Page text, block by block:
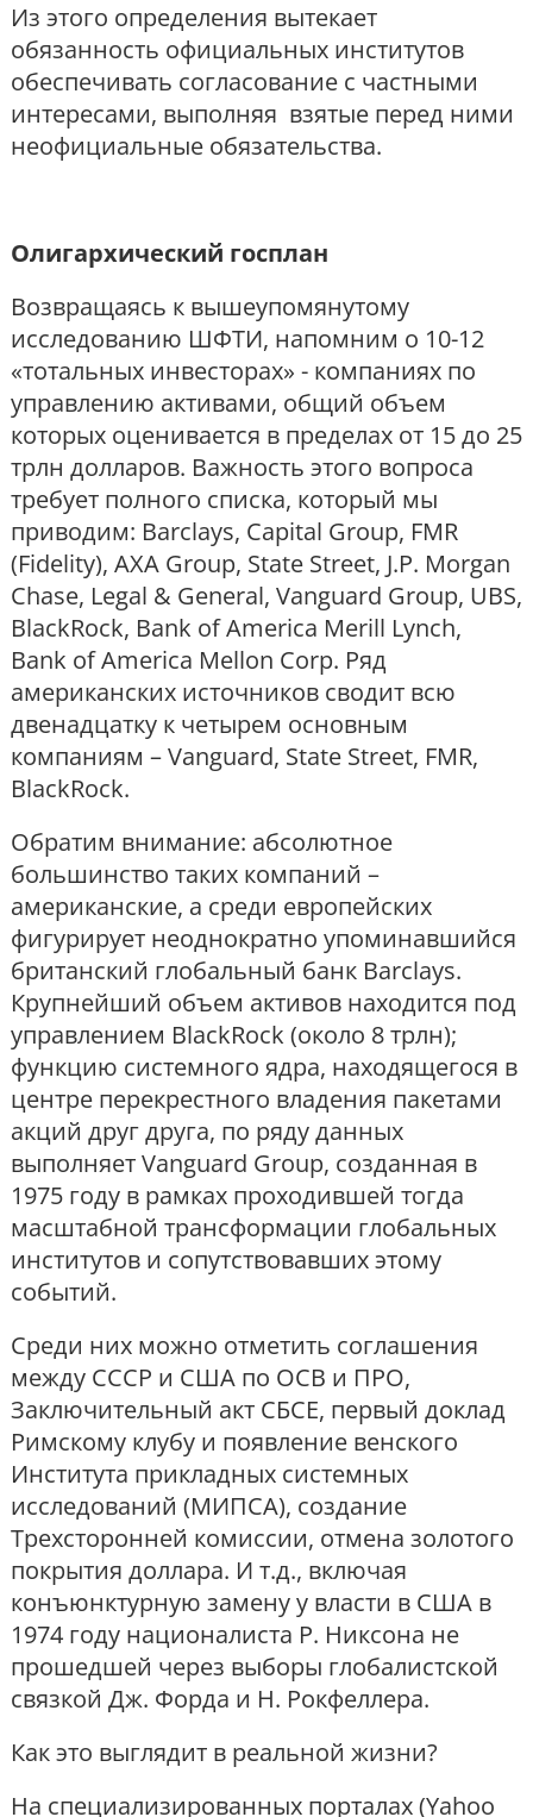
Из этого определения вытекает
обязанность официальных институтов
обеспечивать согласование с частными
интересами, выполняя взятые перед ними
неофициальные обязательства.
Олигархический госплан
Возвращаясь к вышеупомянутому
исследованию ШФТИ, напомним о 10-12
«тотальных инвесторах» - компаниях по
управлению активами, общий объем
которых оценивается в пределах от 15 до 25
трлн долларов. Важность этого вопроса
требует полного списка, который мы
приводим: Barclays, Capital Group, FMR
(Fidelity), AXA Group, State Street, J.P. Morgan
Chase, Legal & General, Vanguard Group, UBS,
BlackRock, Bank of America Merill Lynch,
Bank of America Mellon Corp. Ряд
американских источников сводит всю
двенадцатку к четырем основным
компаниям – Vanguard, State Street, FMR,
BlackRock.
Обратим внимание: абсолютное
большинство таких компаний –
американские, а среди европейских
фигурирует неоднократно упоминавшийся
британский глобальный банк Barclays.
Крупнейший объем активов находится под
управлением BlackRock (около 8 трлн);
функцию системного ядра, находящегося в
центре перекрестного владения пакетами
акций друг друга, по ряду данных
выполняет Vanguard Group, созданная в
1975 году в рамках проходившей тогда
масштабной трансформации глобальных
институтов и сопутствовавших этому
событий.
Среди них можно отметить соглашения
между СССР и США по ОСВ и ПРО,
Заключительный акт СБСЕ, первый доклад
Римскому клубу и появление венского
Института прикладных системных
исследований (МИПСА), создание
Трехсторонней комиссии, отмена золотого
покрытия доллара. И т.д., включая
конъюнктурную замену у власти в США в
1974 году националиста Р. Никсона не
прошедшей через выборы глобалистской
связкой Дж. Форда и Н. Рокфеллера.
Как это выглядит в реальной жизни?
На специализированных порталах (Yahoo